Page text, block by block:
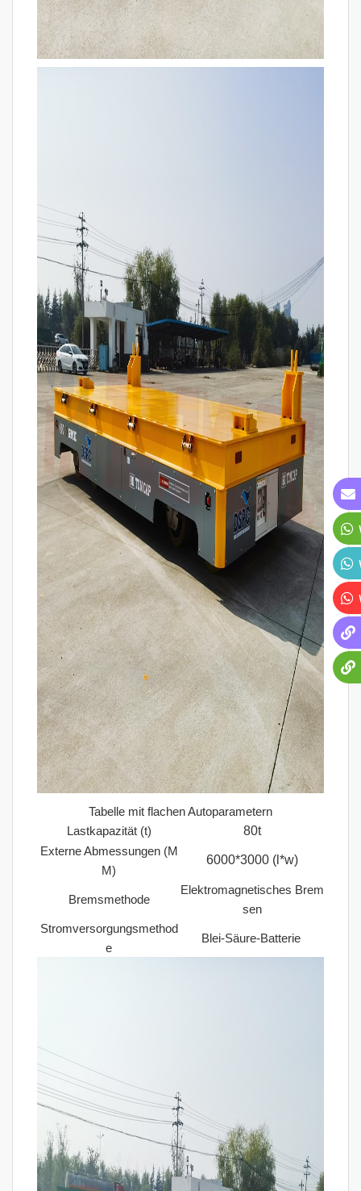
Tabelle mit flachen Autoparametern
Lastkapazität (t)
80t
Externe Abmessungen (M
M)
6000*3000 (l*w)
Bremsmethode
Elektromagnetisches Brem
sen
Stromversorgungsmethod
e
Blei-Säure-Batterie